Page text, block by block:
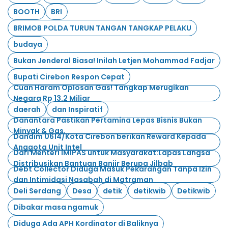
BOOTH
BRI
BRIMOB POLDA TURUN TANGAN TANGKAP PELAKU
budaya
Bukan Jenderal Biasa! Inilah Letjen Mohammad Fadjar
Bupati Cirebon Respon Cepat
Cuan Haram Oplosan Gas! Tangkap Merugikan
Negara Rp 13.2 Miliar
daerah
dan Inspiratif
Danantara Pastikan Pertamina Lepas Bisnis Bukan
Minyak & Gas
Dandim 0614/Kota Cirebon berikan Reward Kepada
Anggota Unit Intel
Dari Menteri IMIPAS untuk Masyarakat:Lapas Langsa
Distribusikan Bantuan Banjir Berupa Jilbab
Debt Collector Diduga Masuk Pekarangan Tanpa Izin
dan Intimidasi Nasabah di Matraman
Deli Serdang
Desa detik detikwib
Detikwib
Dibakar masa ngamuk
Diduga Ada APH Kordinator di Baliknya